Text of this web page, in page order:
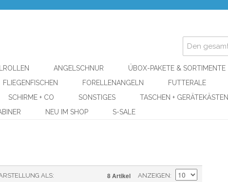
ANGELSCHNUR ÜBOX-PAKETE & SORTIMENTE
FLIEGENFISCHEN FORELLENANGELN FUTTERALE
SCHIRME + CO SONSTIGES
TASCHEN + GERÄTEKÄSTEN
NEU IM SHOP S-SALE
ALS 8 Artikel ANZEIGEN